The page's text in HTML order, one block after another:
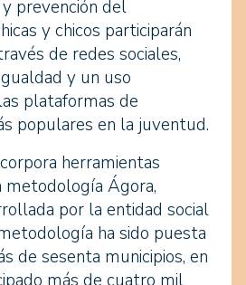
prevención del
y chicos participarán
de redes sociales,
y un uso
plataformas de
populares en la juventud.
herramientas
metodología Ágora,
por la entidad social
ha sido puesta
de sesenta municipios, en
más de cuatro mil